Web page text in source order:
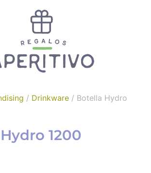
/ Drinkware / Botella Hydro
1200